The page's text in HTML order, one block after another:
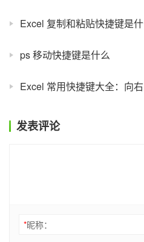
Excel 复制和粘贴快捷键是什
ps 移动快捷键是什么
Excel 常用快捷键大全：向
发表评论
*昵称：